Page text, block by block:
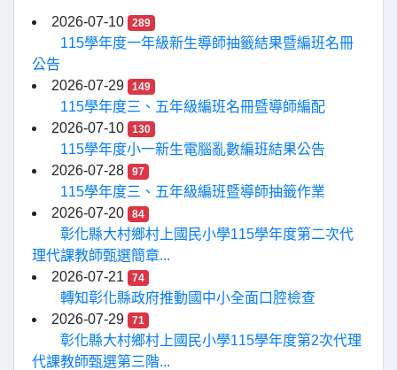
2026-07-10 289
115學年度一年級新生導師抽籤結果暨編班名冊
公告
2026-07-29
149
115學年度三、五年級編班名冊暨導師編配
2026-07-10
130
115學年度小一新生電腦亂數編班結果公告
2026-07-28
97
115學年度三、五年級編班暨導師抽籤作業
2026-07-20
84
彰化縣大村鄉村上國民小學115學年度第二次代
理代課教師甄選簡章...
2026-07-21
74
轉知彰化縣政府推動國中小全面口腔檢查
2026-07-29
71
彰化縣大村鄉村上國民小學115學年度第2次代理
代課教師甄選第三階...